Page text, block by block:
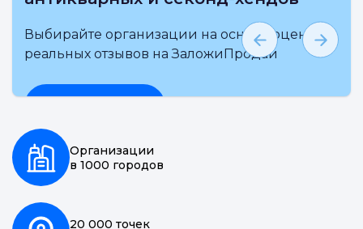
Выбирайте организации на основе оценки и
реальных отзывов на ЗаложиПродай
Организации
в 1000 городов
20 000 точек